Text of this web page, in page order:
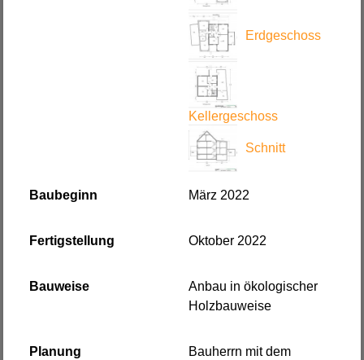
Erdgeschoss
Kellergeschoss
Schnitt
Baubeginn März 2022
Fertigstellung Oktober 2022
Bauweise
Anbau in ökologischer
Holzbauweise
Planung
Bauherrn mit dem